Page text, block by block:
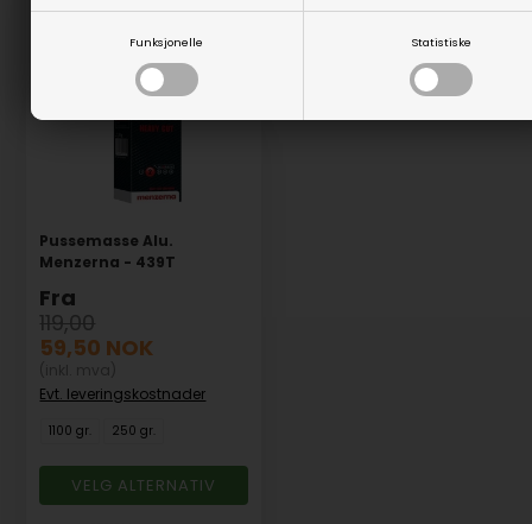
Funksjonelle Statistiske
Pussemasse Alu.
Menzerna - 439T
Fra
119,00
59,50 NOK
Evt. leveringskostnader
1100 gr. 250 gr.
VELG ALTERNATIV